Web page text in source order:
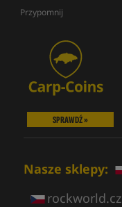
Przypomnij
SPRAWDŹ »
Nasze sklepy:
rockworld.cz